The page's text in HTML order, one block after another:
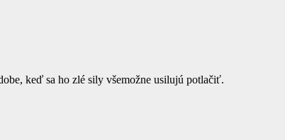
keď sa ho zlé sily všemožne usilujú potlačiť.